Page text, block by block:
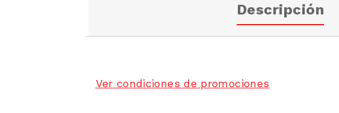
Descripción
Ver condiciones de promociones